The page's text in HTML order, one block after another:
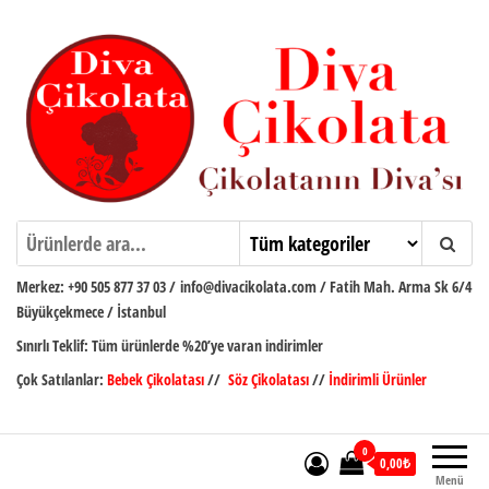
Diva Çikolata Çikolatanın Divası
Merkez: +90 505 877 37 03/ info@divacikolata.com / Fatih Mah. Arma Sk 6/4
Büyükçekmece / İstanbul
Sınırlı Teklif: Tüm ürünlerde %20’ye varan indirimler
Çok Satılanlar: Bebek Çikolatası// Söz Çikolatası// İndirimli Ürünler
Menü
0
0,00₺